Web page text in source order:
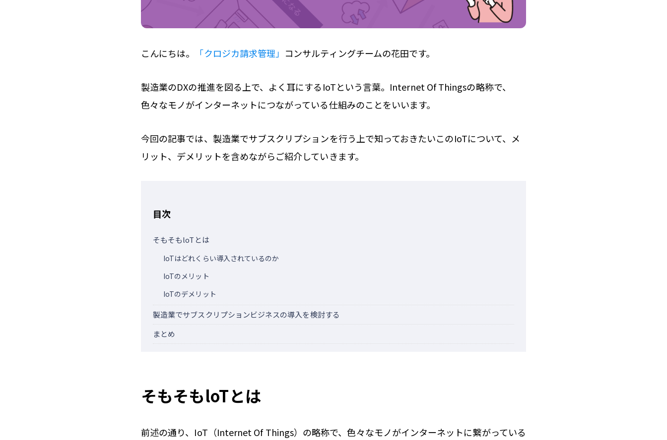
こんにちは。 「クロジカ請求管理」 コンサルティングチームの花田です。
製造業のDXの推進を図る上で、よく耳にするIoTという言葉。Internet Of Thingsの略称で、
色々なモノがインターネットにつながっている仕組みのことをいいます。
今回の記事では、製造業でサブスクリプションを行う上で知っておきたいこのIoTについて、メ
リット、デメリットを含めながらご紹介していきます。
目次
そもそもloTとは
IoTはどれくらい導入されているのか
IoTのメリット
IoTのデメリット
製造業でサブスクリプションビジネスの導入を検討する
まとめ
そもそもloTとは
前述の通り、IoT（Internet Of Things）の略称で、色々なモノがインターネットに繋がっている